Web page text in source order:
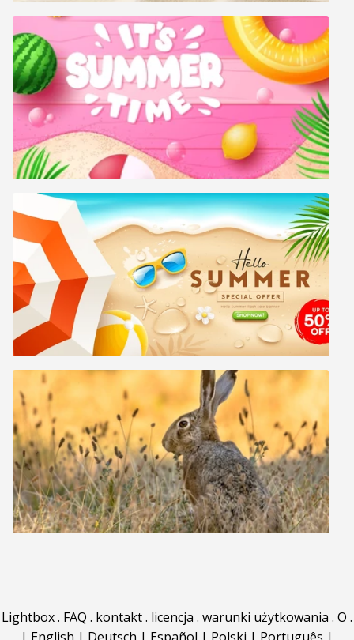
Lightbox. FAQ . kontakt. licencja . warunki użytkowania . O .